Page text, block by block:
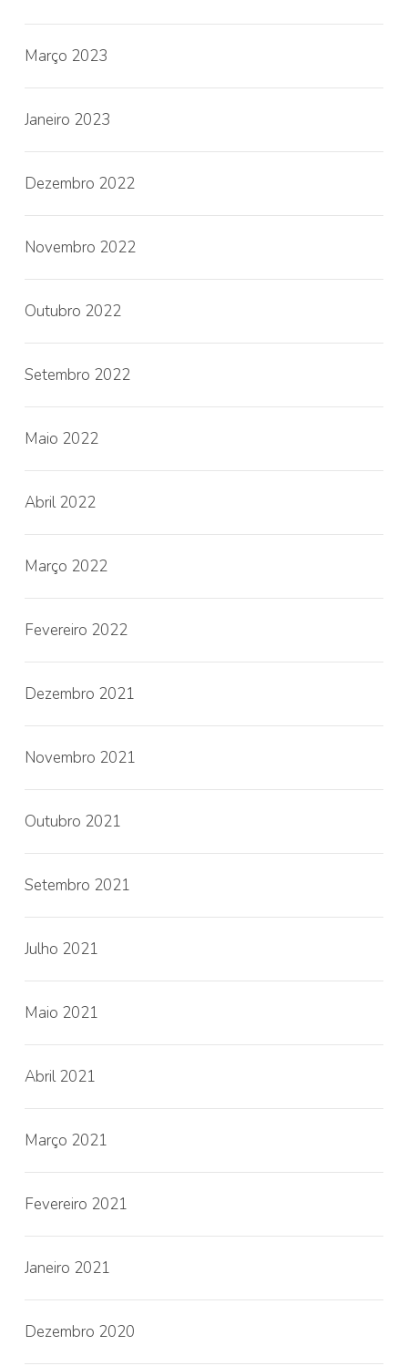
Março 2023
Janeiro 2023
Dezembro 2022
Novembro 2022
Outubro 2022
Setembro 2022
Maio 2022
Abril 2022
Março 2022
Fevereiro 2022
Dezembro 2021
Novembro 2021
Outubro 2021
Setembro 2021
Julho 2021
Maio 2021
Abril 2021
Março 2021
Fevereiro 2021
Janeiro 2021
Dezembro 2020